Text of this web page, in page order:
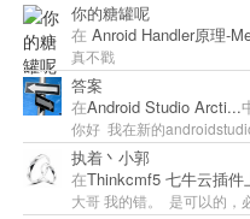
你的糖罐呢
在 Anroid Handler原理-
真不戳
答案
在Android Studio Arcti...
你好 我在新的
执着丶小郭
在Thinkcmf5 七牛云插件
大哥 我的错。 是可以的，